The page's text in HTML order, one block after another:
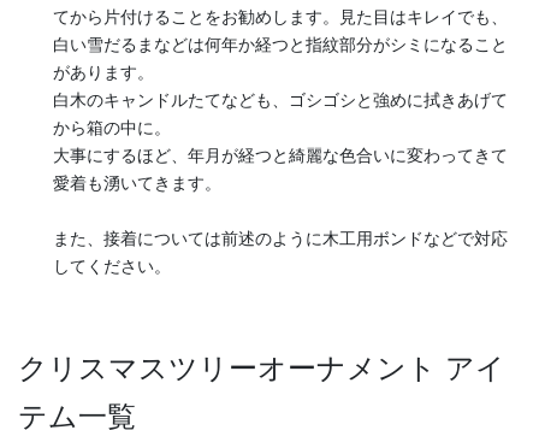
てから片付けることをお勧めします。見た目はキレイでも、
白い雪だるまなどは何年か経つと指紋部分がシミになること
があります。
白木のキャンドルたてなども、ゴシゴシと強めに拭きあげて
から箱の中に。
大事にするほど、年月が経つと綺麗な色合いに変わってきて
愛着も湧いてきます。
また、接着については前述のように木工用ボンドなどで対応
してください。
クリスマスツリーオーナメント アイ
テム一覧